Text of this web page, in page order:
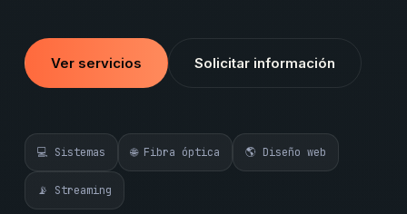
Ver servicios Solicitar información
💻 Sistemas 🌐 Fibra óptica 🌎 Diseño web
📡 Streaming